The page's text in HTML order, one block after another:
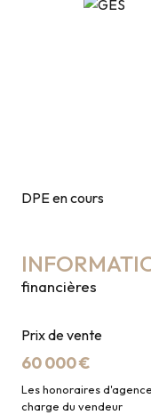
DPE en cours
financières
Prix de vente
60 000 €
Les honoraires
charge du vendeur